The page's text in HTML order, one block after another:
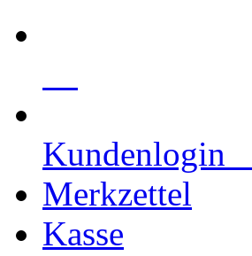
Kundenlogin
Merkzettel
Kasse